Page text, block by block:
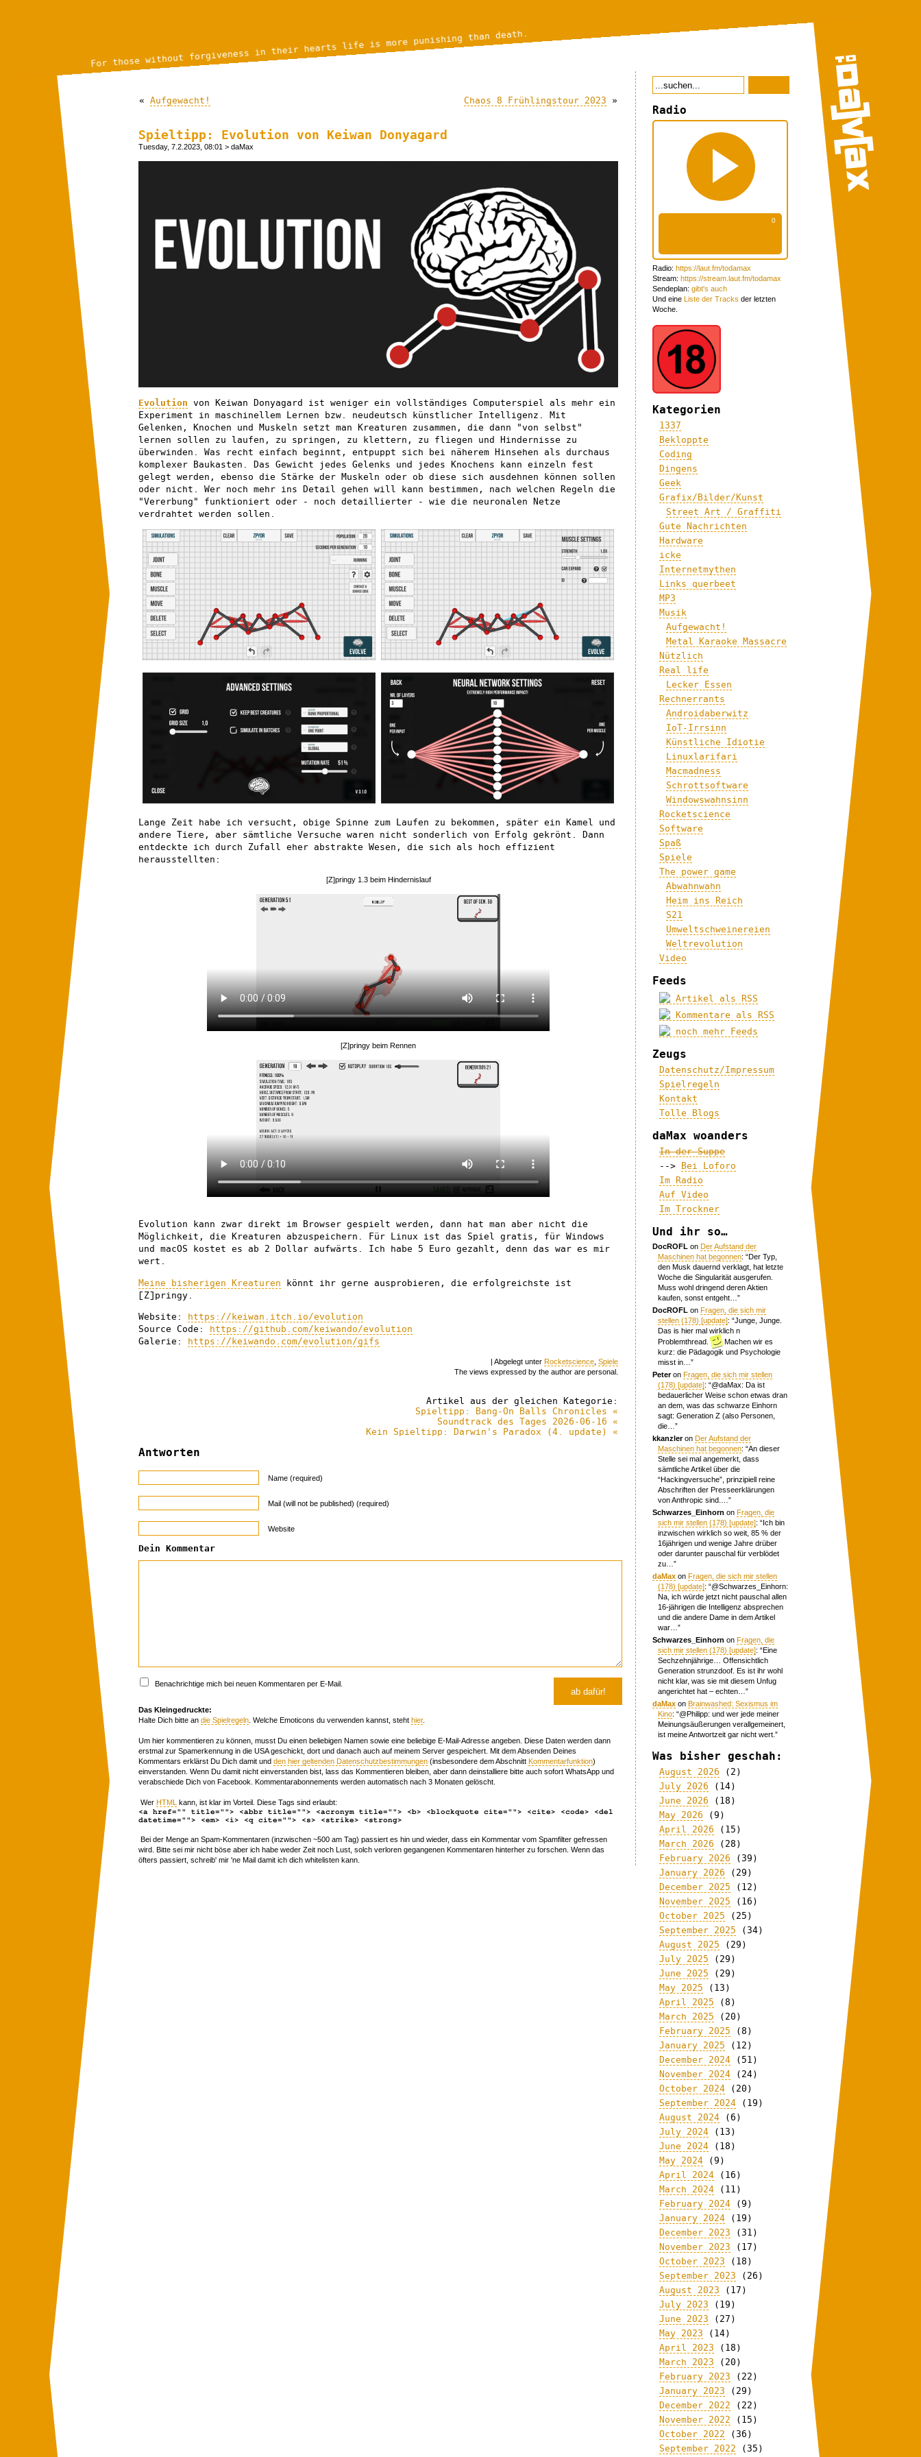
For those without forgiveness in their hearts life is more punishing than death.
« Aufgewacht! Chaos 8 Frühlingstour 2023 »
Spieltipp: Evolution von Keiwan Donyagard
Tuesday, 7.2.2023, 08:01 > daMax
Evolution von Keiwan Donyagard ist weniger ein vollständiges Computerspiel als mehr ein
Experiment in maschinellem Lernen bzw. neudeutsch künstlicher Intelligenz. Mit
Gelenken, Knochen und Muskeln setzt man Kreaturen zusammen, die dann "von selbst"
lernen sollen zu laufen, zu springen, zu klettern, zu fliegen und Hindernisse zu
überwinden. Was recht einfach beginnt, entpuppt sich bei näherem Hinsehen als durchaus
komplexer Baukasten. Das Gewicht jedes Gelenks und jedes Knochens kann einzeln fest
gelegt werden, ebenso die Stärke der Muskeln oder ob diese sich ausdehnen können sollen
oder nicht. Wer noch mehr ins Detail gehen will kann bestimmen, nach welchen Regeln die
"Vererbung" funktioniert oder - noch detaillierter - wie die neuronalen Netze
verdrahtet werden sollen.
Lange Zeit habe ich versucht, obige Spinne zum Laufen zu bekommen, später ein Kamel und
andere Tiere, aber sämtliche Versuche waren nicht sonderlich von Erfolg gekrönt. Dann
entdeckte ich durch Zufall eher abstrakte Wesen, die sich als hoch effizient
herausstellten:
[Z]pringy 1.3 beim Hindernislauf
[Z]pringy beim Rennen
Evolution kann zwar direkt im Browser gespielt werden, dann hat man aber nicht die
Möglichkeit, die Kreaturen abzuspeichern. Für Linux ist das Spiel gratis, für Windows
und macOS kostet es ab 2 Dollar aufwärts. Ich habe 5 Euro gezahlt, denn das war es mir
wert.
Meine bisherigen Kreaturen könnt ihr gerne ausprobieren, die erfolgreichste ist
[Z]pringy.
Website: https://keiwan.itch.io/evolution
Source Code: https://github.com/keiwando/evolution
Galerie: https://keiwando.com/evolution/gifs
| Abgelegt unter Rocketscience Spiele
The views expressed by the author are personal.
Artikel aus der gleichen Kategorie:
Spieltipp: Bang-On Balls Chronicles «
Soundtrack des Tages 2026-06-16 «
Kein Spieltipp: Darwin's Paradox (4. update) «
Antworten
Name (required)
Mail (will not be published) (required)
Website
Dein Kommentar
Benachrichtige mich bei neuen Kommentaren per E-Mail.
Das Kleingedruckte:
Halte Dich bitte an die Spielregeln . Welche Emoticons du verwenden kannst, steht hier.
Um hier kommentieren zu können, musst Du einen beliebigen Namen sowie eine beliebige E-Mail-Adresse angeben. Diese Daten werden dann
erstmal zur Spamerkennung in die USA geschickt, dort und danach auch auf meinem Server gespeichert. Mit dem Absenden Deines
Kommentars erklärst Du Dich damit und den hier geltenden Datenschutzbestimmungen (insbesondere dem Abschnitt Kommentarfunktion)
einverstanden. Wenn Du damit nicht einverstanden bist, lass das Kommentieren bleiben, aber dann deinstalliere bitte auch sofort WhatsApp und
verabschiede Dich von Facebook. Kommentarabonnements werden automatisch nach 3 Monaten gelöscht.
Wer HTML kann, ist klar im Vorteil. Diese Tags sind erlaubt:
<a href="" title=""> <abbr title=""> <acronym title=""> <b> <blockquote cite=""> <cite> <code> <del
datetime=""> <em> <i> <q cite=""> <s> <strike> <strong>
Bei der Menge an Spam-Kommentaren (inzwischen ~500 am Tag) passiert es hin und wieder, dass ein Kommentar vom Spamfilter gefressen
wird. Bitte sei mir nicht böse aber ich habe weder Zeit noch Lust, solch verloren gegangenen Kommentaren hinterher zu forschen. Wenn das
öfters passiert, schreib' mir 'ne Mail damit ich dich whitelisten kann.
Radio
Radio: https://laut.fm/todamax
Stream: https://stream.laut.fm/todamax
Sendeplan: gibt's auch
Und eine Liste der Tracks der letzten
Woche.
Kategorien
1337
Bekloppte
Coding
Dingens
Geek
Grafix/Bilder/Kunst
Street Art / Graffiti
Gute Nachrichten
Hardware
icke
Internetmythen
Links querbeet
MP3
Musik
Aufgewacht!
Metal Karaoke Massacre
Nützlich
Real life
Lecker Essen
Rechnerrants
Androidaberwitz
IoT-Irrsinn
Künstliche Idiotie
Linuxlarifari
Macmadness
Schrottsoftware
Windowswahnsinn
Rocketscience
Software
Spaß
Spiele
The power game
Abwahnwahn
Heim ins Reich
S21
Umweltschweinereien
Weltrevolution
Video
Feeds
Artikel als RSS
Kommentare als RSS
noch mehr Feeds
Zeugs
Datenschutz/Impressum
Spielregeln
Kontakt
Tolle Blogs
daMax woanders
In der Suppe
-->
Bei Loforo
Im Radio
Auf Video
Im Trockner
Und ihr so…
DocROFL onDer Aufstand der
Maschinen hat begonnen: “Der Typ,
den Musk dauernd verklagt, hat letzte
Woche die Singularität ausgerufen.
Muss wohl dringend deren Aktien
kaufen, sonst entgeht… ”
DocROFL onFragen, die sich mir
stellen (178) [update]: “Junge, Junge.
Das is hier mal wirklich n
Problemthread.
Machen wir es
kurz: die Pädagogik und Psychologie
misst in… ”
PeteronFragen, die sich mir stellen
(178) [update]: “@daMax: Da ist
bedauerlicher Weise schon etwas dran
an dem, was das schwarze Einhorn
sagt: Generation Z (also Personen,
die… ”
kkanzleronDer Aufstand der
Maschinen hat begonnen: “An dieser
Stelle sei mal angemerkt, dass
sämtliche Artikel über die
“Hackingversuche”, prinzipiell reine
Abschriften der Presseerklärungen
von Anthropic sind.… ”
Schwarzes_Einhorn onFragen, die
sich mir stellen (178) [update]: “Ich bin
inzwischen wirklich so weit, 85 % der
16jährigen und wenige Jahre drüber
oder darunter pauschal für verblödet
zu… ”
daMax onFragen, die sich mir stellen
(178) [update]: “@Schwarzes_Einhorn:
Na, ich würde jetzt nicht pauschal allen
16-jährigen die Intelligenz absprechen
und die andere Dame in dem Artikel
war… ”
Schwarzes_Einhorn onFragen, die
sich mir stellen (178) [update]: “Eine
Sechzehnjährige… Offensichtlich
Generation strunzdoof. Es ist ihr wohl
nicht klar, was sie mit diesem Unfug
angerichtet hat – echten… ”
daMax onBrainwashed: Sexismus im
Kino: “@Philipp: und wer jede meiner
Meinungsäußerungen verallgemeinert,
ist meine Antwortzeit gar nicht wert. ”
Was bisher geschah:
August 2026 (2)
July 2026 (14)
June 2026 (18)
May 2026 (9)
April 2026 (15)
March 2026 (28)
February 2026 (39)
January 2026 (29)
December 2025 (12)
November 2025 (16)
October 2025 (25)
September 2025 (34)
August 2025 (29)
July 2025 (29)
June 2025 (29)
May 2025 (13)
April 2025 (8)
March 2025 (20)
February 2025 (8)
January 2025 (12)
December 2024 (51)
November 2024 (24)
October 2024 (20)
September 2024 (19)
August 2024 (6)
July 2024 (13)
June 2024 (18)
May 2024 (9)
April 2024 (16)
March 2024 (11)
February 2024 (9)
January 2024 (19)
December 2023 (31)
November 2023 (17)
October 2023 (18)
September 2023 (26)
August 2023 (17)
July 2023 (19)
June 2023 (27)
May 2023 (14)
April 2023 (18)
March 2023 (20)
February 2023 (22)
January 2023 (29)
December 2022 (22)
November 2022 (15)
October 2022 (36)
September 2022 (35)